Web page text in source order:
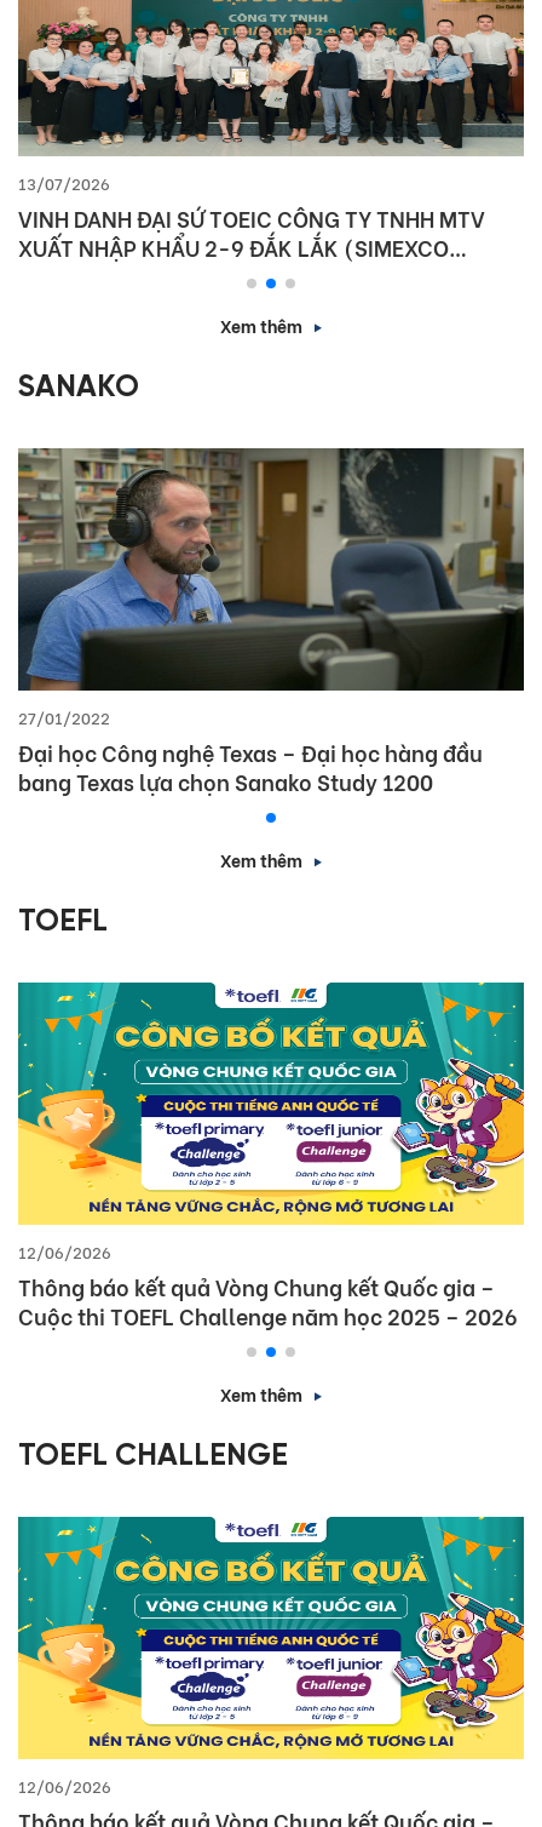
13/07/2026
VINH DANH ĐẠI SỨ TOEIC CÔNG TY TNHH MTV
XUẤT NHẬP KHẨU 2-9 ĐẮK LẮK (SIMEXCO
Xem thêm
SANAKO
27/01/2022
Đại học Công nghệ Texas – Đại học hàng đầu
bang Texas lựa chọn Sanako Study 1200
Xem thêm
TOEFL
12/06/2026
Thông báo kết quả Vòng Chung kết Quốc gia –
Cuộc thi TOEFL Challenge năm học 2025 – 2026
Xem thêm
TOEFL CHALLENGE
12/06/2026
Thông báo kết quả Vòng Chung kết Quốc gia –